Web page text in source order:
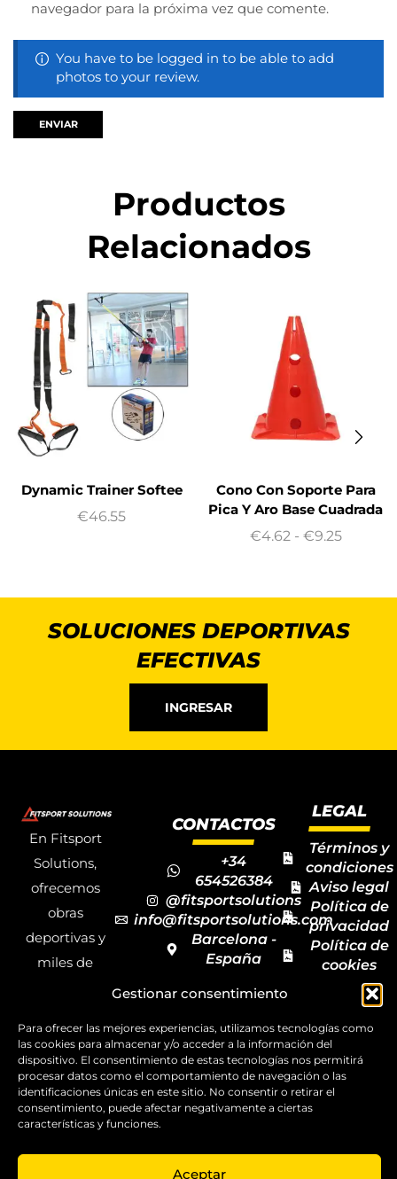
Gestionar consentimiento
Para ofrecer las mejores experiencias, utilizamos tecnologías como
las cookies para almacenar y/o acceder a la información del
dispositivo. El consentimiento de estas tecnologías nos permitirá
procesar datos como el comportamiento de navegación o las
identificaciones únicas en este sitio. No consentir o retirar el
consentimiento, puede afectar negativamente a ciertas
características y funciones.
Aceptar
navegador para la próxima vez que comente.
You have to be logged in to be able to add
photos to your review.
Productos
Relacionados
Dynamic Trainer Softee
€46.55
Cono Con Soporte Para
Pica Y Aro Base Cuadrada
€4.62 - €9.25
SOLUCIONES DEPORTIVAS
EFECTIVAS
INGRESAR
En Fitsport
Solutions,
ofrecemos
obras
deportivas y
miles de
deportivos
para todas las
disciplinas,
garantizando
la calidad y el
CONTACTOS
+34
654526384
@fitsportsolutions
info@fitsportsolutions.com
Barcelona -
España
de contacto
LEGAL
Términos y
condiciones
Aviso legal
Política de
privacidad
Política de
cookies
Mapa del
sitio